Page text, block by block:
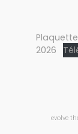
2026
evolve